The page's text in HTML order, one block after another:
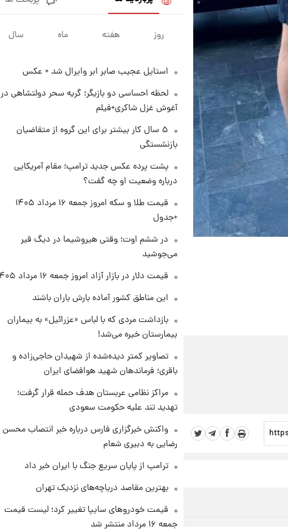
جزئیات فعال‌سازی «کیف پول
ایران» اعلام شد+فیلم
۱ روز پیش
۱۵ مرداد ۱۴۰۵ +جدول
قیمت طلا و سکه امروز پنجشنبه
۱۵ مرداد ۱۴۰۵
شارژ جدید کالابرگ برای سه
روز هفته ماه سال
استایل عجیب صابر ابر وایرال شد + عکس
لحظه احساسی دو بازیگر؛ گریه سحر دولتشاهی در
آغوش غزل شاکری+فیلم
۵ سال کار بیشتر برای این گروه از متقاضیان
بازنشستگی
پشت پرده عکس جدید ترامپ؛ مقام آمریکایی
درباره وضعیت او چه گفت؟
قیمت طلا و سکه امروز جمعه ۱۶ مرداد ۱۴۰۵
+جدول
در ششم اوت؛ وقتی هیروشیما در دیگ قیر
می‌جوشید
قیمت دلار در بازار آزاد امروز جمعه ۱۶ مرداد ۱۴۰۵
این مناطق کشور آماده بارش باران باشند
بازداشت مردی که با لباس «عزرائیل» به بیماران
بیمارستان خیره می‌شد!
تصاویر کمتر دیده‌شده از شهیدان حاجی‌زاده و
باقری؛ فرماندهان شهید هوافضای ایران
مراکز نظامی عربستان هدف حمله قرار گرفت؛
تهدید تند علیه حکومت سعودی
واکنش خبرگزاری فارس درباره خبر انتصاب محسن
رضایی به دبیری شعام
ترامپ از پایان سریع جنگ با ایران خبر داد
بهترین مقاصد دریاچه‌های نزدیک تهران
قیمت خودروهای سایپا تغییر کرد؛ لیست قیمت
جمعه ۱۶ مرداد منتشر شد